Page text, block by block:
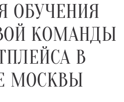
ОБУЧЕНИЯ
КОМАНДЫ
В
МОСКВЫ